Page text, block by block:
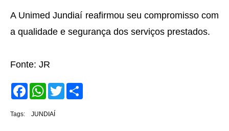
A Unimed Jundiaí reafirmou seu compromisso com
a qualidade e segurança dos serviços prestados.
Fonte: JR
F
a
W
h
t
T
w
Tags: JUNDIAÍ